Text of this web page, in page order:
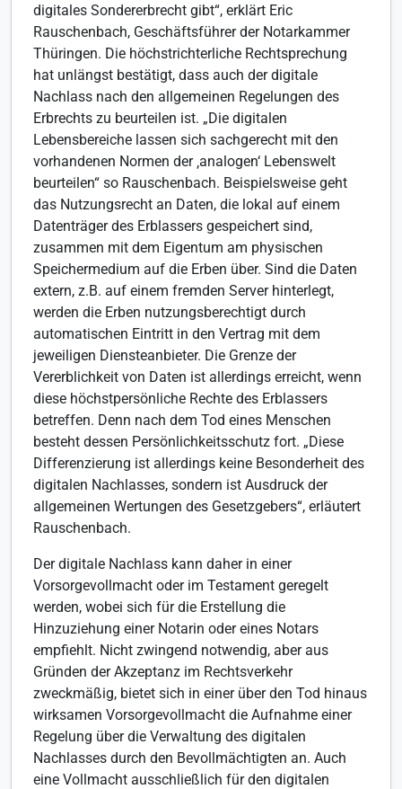
digitales Sondererbrecht gibt“, erklärt Eric
Rauschenbach, Geschäftsführer der Notarkammer
Thüringen. Die höchstrichterliche Rechtsprechung
hat unlängst bestätigt, dass auch der digitale
Nachlass nach den allgemeinen Regelungen des
Erbrechts zu beurteilen ist. „Die digitalen
Lebensbereiche lassen sich sachgerecht mit den
vorhandenen Normen der ‚analogen‘ Lebenswelt
beurteilen“ so Rauschenbach. Beispielsweise geht
das Nutzungsrecht an Daten, die lokal auf einem
Datenträger des Erblassers gespeichert sind,
zusammen mit dem Eigentum am physischen
Speichermedium auf die Erben über. Sind die Daten
extern, z.B. auf einem fremden Server hinterlegt,
werden die Erben nutzungsberechtigt durch
automatischen Eintritt in den Vertrag mit dem
jeweiligen Diensteanbieter. Die Grenze der
Vererblichkeit von Daten ist allerdings erreicht, wenn
diese höchstpersönliche Rechte des Erblassers
betreffen. Denn nach dem Tod eines Menschen
besteht dessen Persönlichkeitsschutz fort. „Diese
Differenzierung ist allerdings keine Besonderheit des
digitalen Nachlasses, sondern ist Ausdruck der
allgemeinen Wertungen des Gesetzgebers“, erläutert
Rauschenbach.
Der digitale Nachlass kann daher in einer
Vorsorgevollmacht oder im Testament geregelt
werden, wobei sich für die Erstellung die
Hinzuziehung einer Notarin oder eines Notars
empfiehlt. Nicht zwingend notwendig, aber aus
Gründen der Akzeptanz im Rechtsverkehr
zweckmäßig, bietet sich in einer über den Tod hinaus
wirksamen Vorsorgevollmacht die Aufnahme einer
Regelung über die Verwaltung des digitalen
Nachlasses durch den Bevollmächtigten an. Auch
eine Vollmacht ausschließlich für den digitalen